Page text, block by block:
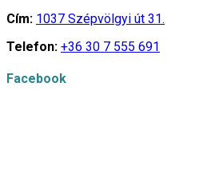
Cím: 1037 Szépvölgyi út 31.
Telefon: +36 30 7 555 691
Facebook